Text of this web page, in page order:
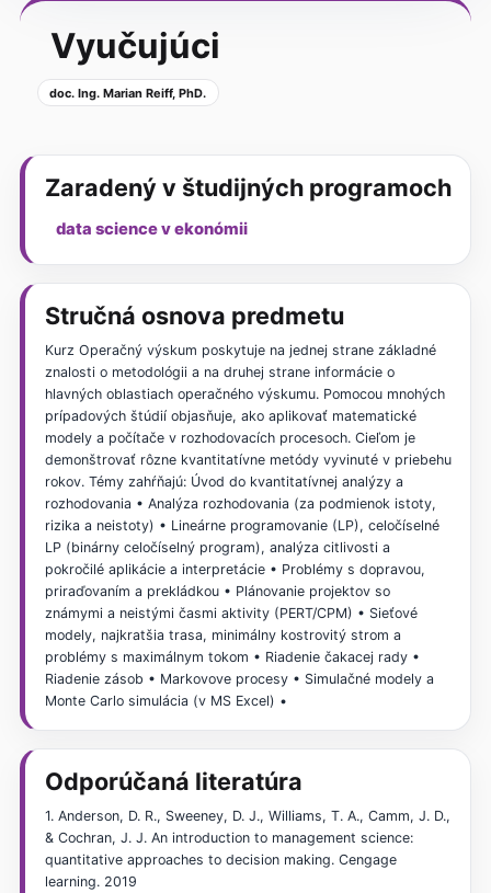
Vyučujúci
doc. Ing. Marian Reiff, PhD.
Zaradený v študijných programoch
data science v ekonómii
Stručná osnova predmetu
Kurz Operačný výskum poskytuje na jednej strane základné
znalosti o metodológii a na druhej strane informácie o
hlavných oblastiach operačného výskumu. Pomocou mnohých
prípadových štúdií objasňuje, ako aplikovať matematické
modely a počítače v rozhodovacích procesoch. Cieľom je
demonštrovať rôzne kvantitatívne metódy vyvinuté v priebehu
rokov. Témy zahŕňajú: Úvod do kvantitatívnej analýzy a
rozhodovania • Analýza rozhodovania (za podmienok istoty,
rizika a neistoty) • Lineárne programovanie (LP), celočíselné
LP (binárny celočíselný program), analýza citlivosti a
pokročilé aplikácie a interpretácie • Problémy s dopravou,
priraďovaním a prekládkou • Plánovanie projektov so
známymi a neistými časmi aktivity (PERT/CPM) • Sieťové
modely, najkratšia trasa, minimálny kostrovitý strom a
problémy s maximálnym tokom • Riadenie čakacej rady •
Riadenie zásob • Markovove procesy • Simulačné modely a
Monte Carlo simulácia (v MS Excel) •
Odporúčaná literatúra
1. Anderson, D. R., Sweeney, D. J., Williams, T. A., Camm, J. D.,
& Cochran, J. J. An introduction to management science:
quantitative approaches to decision making. Cengage
learning. 2019